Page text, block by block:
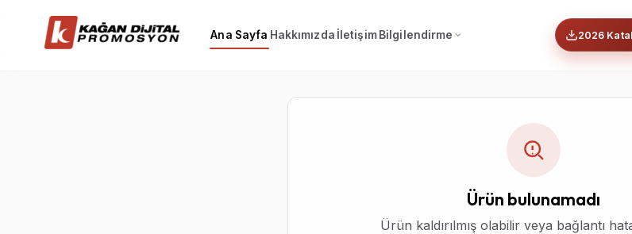
Ana Sayfa Hakkımızda İletişim Bilgilendirme 2026
Ürün bulunamadı
Ürün kaldırılmış olabilir veya bağlantı